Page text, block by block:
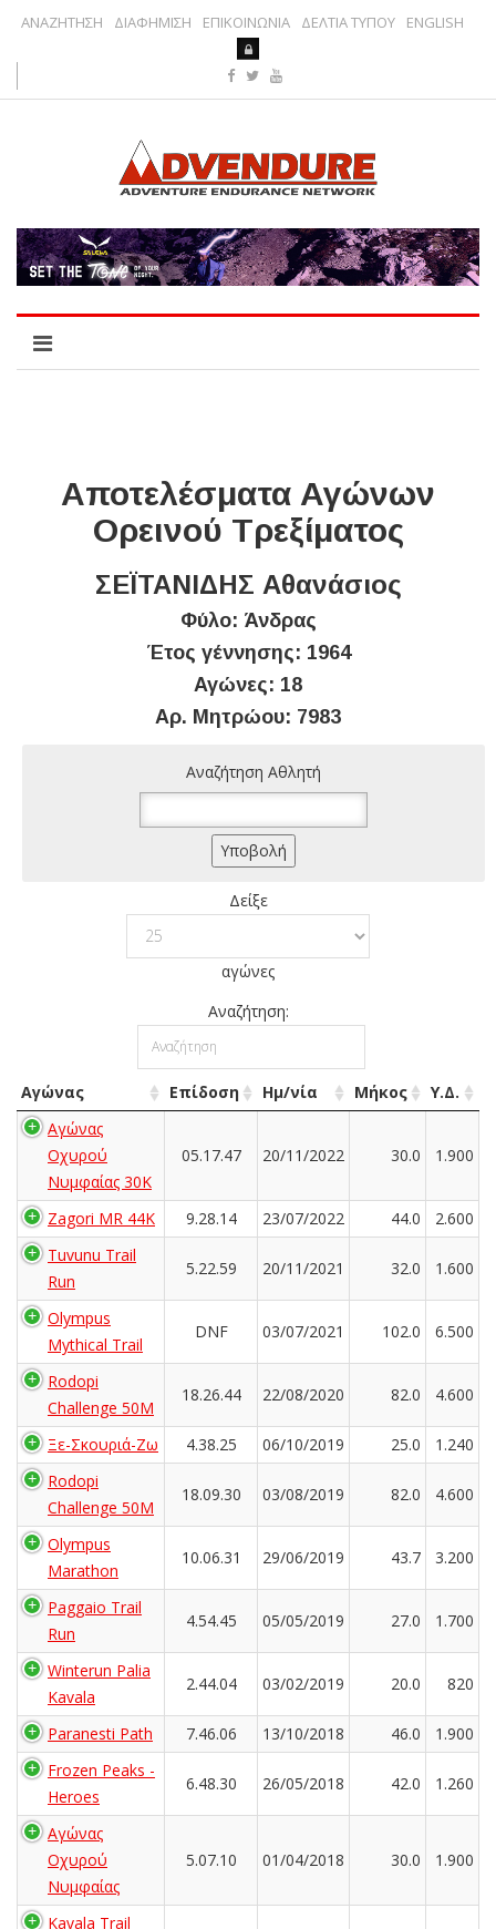
ΑΝΑΖΗΤΗΣΗ ΔΙΑΦΗΜΙΣΗ ΕΠΙΚΟΙΝΩΝΙΑ ΔΕΛΤΙΑ ΤΥΠΟΥ ENGLISH
Αποτελέσματα Αγώνων
Ορεινού Τρεξίματος
ΣΕΪΤΑΝΙΔΗΣ Αθανάσιος
Φύλο: Άνδρας
Έτος γέννησης: 1964
Αγώνες: 18
Αρ. Μητρώου: 7983
Αναζήτηση Αθλητή
Δείξε
αγώνες
Αναζήτηση:
Αγώνας Επίδοση Ημ/νία Μήκος
Υ.Δ.
Αγώνας
Οχυρού
Νυμφαίας 30Κ
05.17.47 20/11/2022 30.0 1.900
Zagori MR 44K 9.28.14 23/07/2022 44.0
2.600
Tuvunu Trail
Run
5.22.59 20/11/2021 32.0 1.600
Olympus
Mythical Trail
DNF 03/07/2021 102.0 6.500
Rodopi
Challenge 50M
18.26.44 22/08/2020 82.0 4.600
Ξε-Σκουριά-Ζω 4.38.25 06/10/2019 25.0
1.240
Rodopi
Challenge 50M
18.09.30 03/08/2019 82.0 4.600
Olympus
Marathon
10.06.31 29/06/2019 43.7 3.200
Paggaio Trail
Run
4.54.45 05/05/2019 27.0 1.700
Winterun Palia
Kavala
2.44.04 03/02/2019 20.0 820
Paranesti Path 7.46.06 13/10/2018 46.0
1.900
Frozen Peaks -
Heroes
6.48.30 26/05/2018 42.0 1.260
Αγώνας
Οχυρού
Νυμφαίας
5.07.10 01/04/2018 30.0 1.900
Kavala Trail